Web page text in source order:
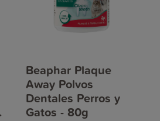
Beaphar Plaque
Away Polvos
Dentales Perros y
Gatos - 80g